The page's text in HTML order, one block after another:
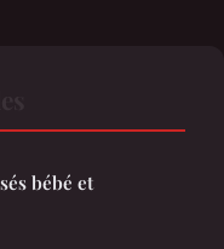
bébé et